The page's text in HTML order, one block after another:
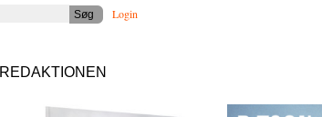
Login
REDAKTIONEN